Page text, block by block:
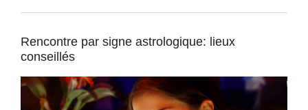
Rencontre par signe astrologique: lieux
conseillés